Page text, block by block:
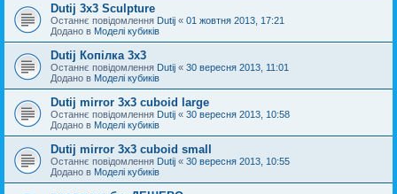
Dutij 3x3 Sculpture
Останнє повідомлення Dutij « 01 жовтня 2013, 17:21
Додано в Моделі кубиків
Dutij Копілка 3х3
Останнє повідомлення Dutij « 30 вересня 2013, 11:01
Додано в Моделі кубиків
Dutij mirror 3x3 cuboid large
Останнє повідомлення Dutij « 30 вересня 2013, 10:58
Додано в Моделі кубиків
Dutij mirror 3х3 cuboid small
Останнє повідомлення Dutij « 30 вересня 2013, 10:55
Додано в Моделі кубиків